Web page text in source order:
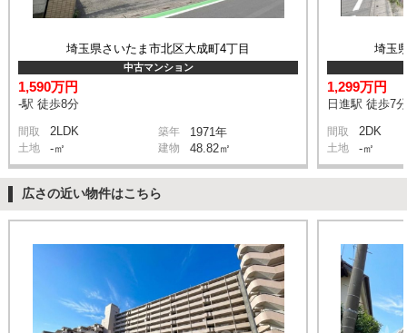
埼玉県さいたま市北区大成町4丁目
中古マンション
1,590万円
-駅 徒歩8分
間取 2LDK 築年 1971年
土地 -㎡ 建物 48.82㎡
埼玉
1,299万円
日進駅 徒歩7分
間取 2DK
土地 -㎡
広さの近い物件はこちら